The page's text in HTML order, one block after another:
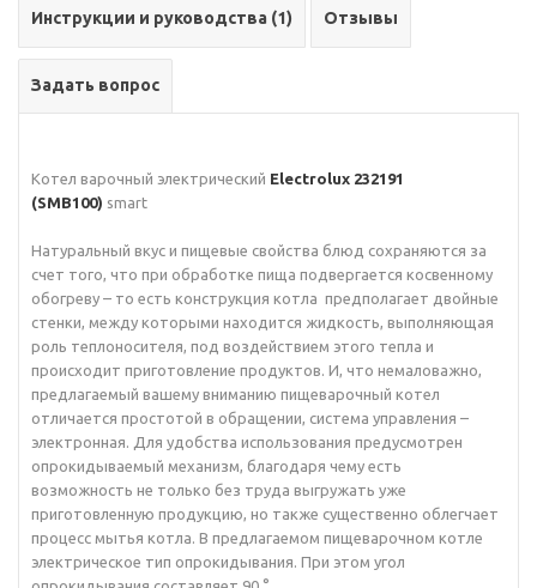
Инструкции и руководства (1) Отзывы
Задать вопрос
Котел варочный электрический Electrolux 232191
(SMB100) smart
Натуральный вкус и пищевые свойства блюд сохраняются за
счет того, что при обработке пища подвергается косвенному
обогреву – то есть конструкция котла предполагает двойные
стенки, между которыми находится жидкость, выполняющая
роль теплоносителя, под воздействием этого тепла и
происходит приготовление продуктов. И, что немаловажно,
предлагаемый вашему вниманию пищеварочный котел
отличается простотой в обращении, система управления –
электронная. Для удобства использования предусмотрен
опрокидываемый механизм, благодаря чему есть
возможность не только без труда выгружать уже
приготовленную продукцию, но также существенно облегчает
процесс мытья котла. В предлагаемом пищеварочном котле
электрическое тип опрокидывания. При этом угол